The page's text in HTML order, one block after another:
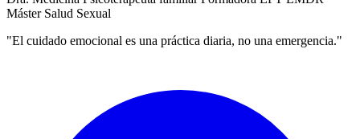
Máster Salud Sexual
"El cuidado emocional es una práctica diaria, no una emergencia."